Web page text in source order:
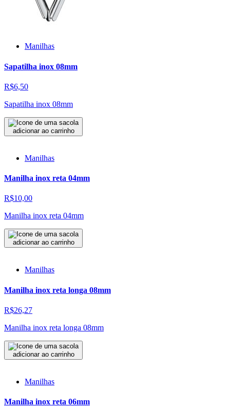
Manilhas
Sapatilha inox 08mm
R$6,50
Sapatilha inox 08mm
adicionar ao carrinho
Manilhas
Manilha inox reta 04mm
R$10,00
Manilha inox reta 04mm
adicionar ao carrinho
Manilhas
Manilha inox reta longa 08mm
R$26,27
Manilha inox reta longa 08mm
adicionar ao carrinho
Manilhas
Manilha inox reta 06mm